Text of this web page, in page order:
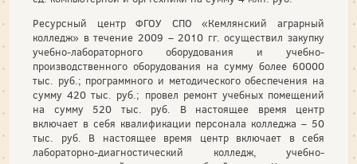
Ресурсный центр ФГОУ СПО «Кемлянский аграрный
колледж» в течение 2009 – 2010 гг. осуществил закупку
учебно-лабораторного оборудования и учебно-
производственного оборудования на сумму более 60000
тыс. руб.; программного и методического обеспечения на
сумму 420 тыс. руб.; провел ремонт учебных помещений
на сумму 520 тыс. руб. В настоящее время центр
включает в себя квалификации персонала колледжа – 50
тыс. руб. В настоящее время центр включает в себя
лабораторно-диагностический колледж, учебно-